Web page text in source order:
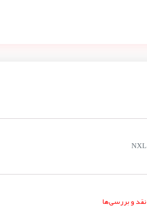
NXL
نقد و بررسی‌ها